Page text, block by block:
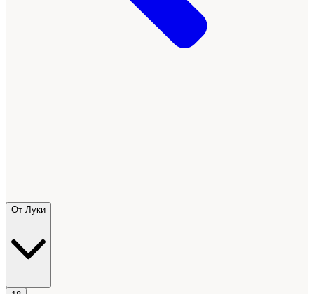
От Луки